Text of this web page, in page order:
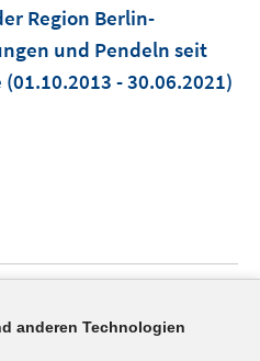
Region Berlin-
und Pendeln seit
(01.10.2013 - 30.06.2021)
relatedness in den
anderen Technologien